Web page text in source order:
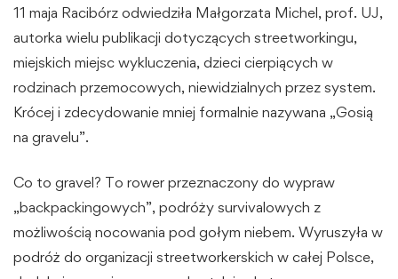
11 maja Racibórz odwiedziła Małgorzata Michel, prof. UJ,
autorka wielu publikacji dotyczących streetworkingu,
miejskich miejsc wykluczenia, dzieci cierpiących w
rodzinach przemocowych, niewidzialnych przez system.
Krócej i zdecydowanie mniej formalnie nazywana „Gosią
na gravelu”.
Co to gravel? To rower przeznaczony do wypraw
„backpackingowych”, podróży survivalowych z
możliwością nocowania pod gołym niebem. Wyruszyła w
podróż do organizacji streetworkerskich w całej Polsce,